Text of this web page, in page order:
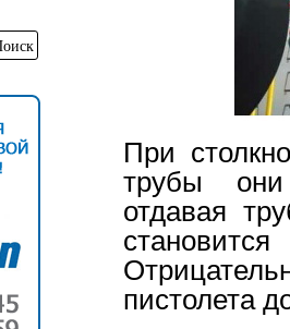
При
трубы
отдавая
пистолета